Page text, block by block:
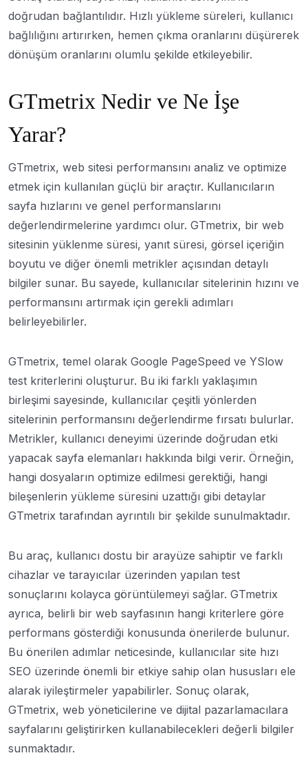
doğrudan bağlantılıdır. Hızlı yükleme süreleri, kullanıcı
bağlılığını artırırken, hemen çıkma oranlarını düşürerek
dönüşüm oranlarını olumlu şekilde etkileyebilir.
GTmetrix Nedir ve Ne İşe
Yarar?
GTmetrix, web sitesi performansını analiz ve optimize
etmek için kullanılan güçlü bir araçtır. Kullanıcıların
sayfa hızlarını ve genel performanslarını
değerlendirmelerine yardımcı olur. GTmetrix, bir web
sitesinin yüklenme süresi, yanıt süresi, görsel içeriğin
boyutu ve diğer önemli metrikler açısından detaylı
bilgiler sunar. Bu sayede, kullanıcılar sitelerinin hızını ve
performansını artırmak için gerekli adımları
belirleyebilirler.
GTmetrix, temel olarak Google PageSpeed ve YSlow
test kriterlerini oluşturur. Bu iki farklı yaklaşımın
birleşimi sayesinde, kullanıcılar çeşitli yönlerden
sitelerinin performansını değerlendirme fırsatı bulurlar.
Metrikler, kullanıcı deneyimi üzerinde doğrudan etki
yapacak sayfa elemanları hakkında bilgi verir. Örneğin,
hangi dosyaların optimize edilmesi gerektiği, hangi
bileşenlerin yükleme süresini uzattığı gibi detaylar
GTmetrix tarafından ayrıntılı bir şekilde sunulmaktadır.
Bu araç, kullanıcı dostu bir arayüze sahiptir ve farklı
cihazlar ve tarayıcılar üzerinden yapılan test
sonuçlarını kolayca görüntülemeyi sağlar. GTmetrix
ayrıca, belirli bir web sayfasının hangi kriterlere göre
performans gösterdiği konusunda önerilerde bulunur.
Bu önerilen adımlar neticesinde, kullanıcılar site hızı
SEO üzerinde önemli bir etkiye sahip olan hususları ele
alarak iyileştirmeler yapabilirler. Sonuç olarak,
GTmetrix, web yöneticilerine ve dijital pazarlamacılara
sayfalarını geliştirirken kullanabilecekleri değerli bilgiler
sunmaktadır.